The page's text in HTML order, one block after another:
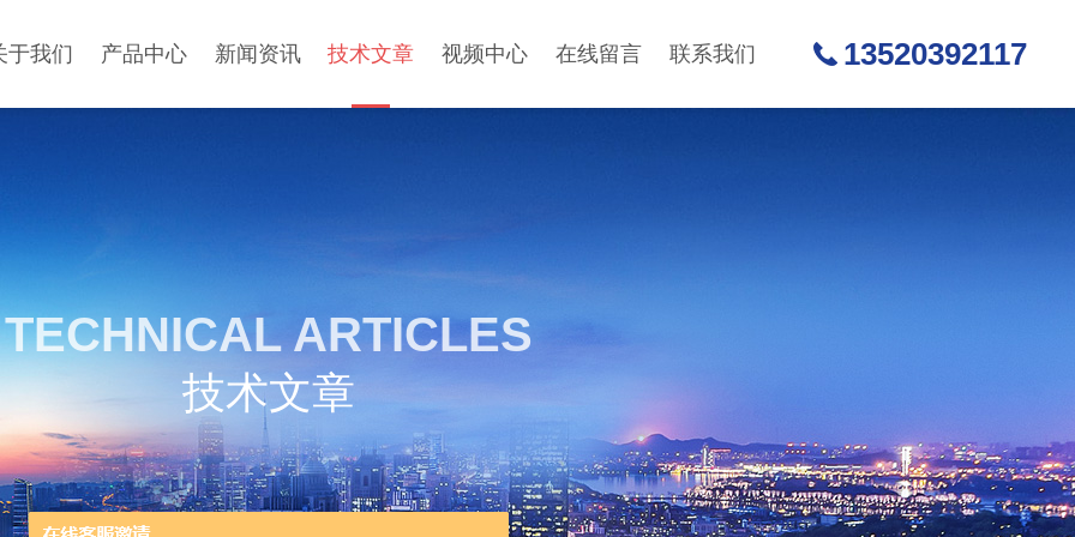
于我们 产品中心 新闻资讯 技术文章 视频中心 在线留言 联系我们 13520392117
TECHNICAL ARTICLES
技术文章